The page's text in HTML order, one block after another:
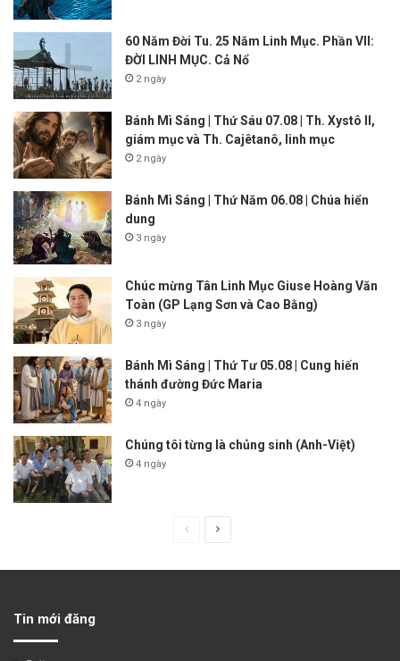
60 Năm Đời Tu. 25 Năm Linh Mục. Phần VII:
ĐỜI LINH MỤC. Cả Nổ
2 ngày
Bánh Mì Sáng | Thứ Sáu 07.08 | Th. Xystô II,
giám mục và Th. Cajêtanô, linh mục
2 ngày
Bánh Mì Sáng | Thứ Năm 06.08 | Chúa hiển
dung
3 ngày
Chúc mừng Tân Linh Mục Giuse Hoàng Văn
Toàn (GP Lạng Sơn và Cao Bằng)
3 ngày
Bánh Mì Sáng | Thứ Tư 05.08 | Cung hiến
thánh đường Đức Maria
4 ngày
Chúng tôi từng là chủng sinh (Anh-Việt)
4 ngày
Tin mới đăng